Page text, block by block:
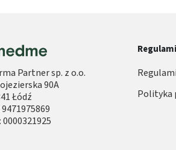
Partner sp. z o.o.
90A
Łódź
0000321925
Polityka